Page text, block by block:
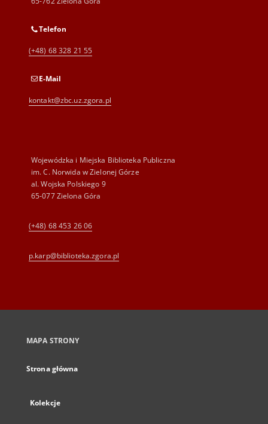
Telefon
(+48) 68 328 21 55
E-Mail
kontakt@zbc.uz.zgora.pl
Wojewódzka i Miejska Biblioteka Publiczna
im. C. Norwida w Zielonej Górze
al. Wojska Polskiego 9
65-077 Zielona Góra
(+48) 68 453 26 06
p.karp@biblioteka.zgora.pl
MAPA STRONY
Strona główna
Kolekcje